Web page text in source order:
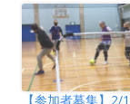
【参加者募集】2/